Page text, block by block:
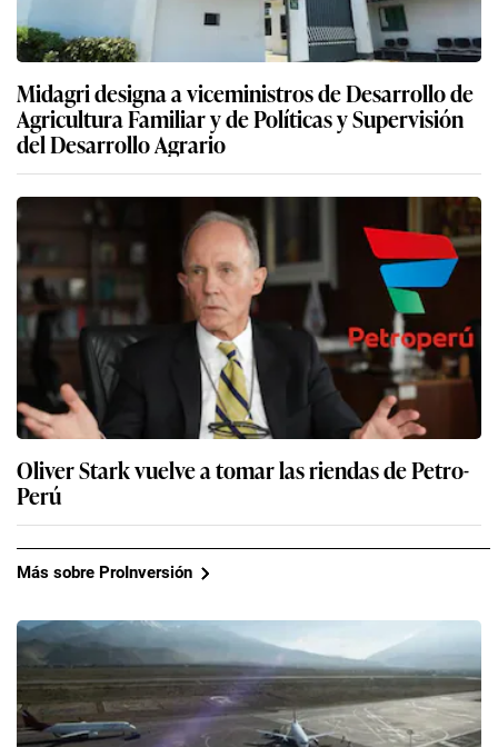
Midagri designa a viceministros de Desarrollo de
Agricultura Familiar y de Políticas y Supervisión
del Desarrollo Agrario
Oliver Stark vuelve a tomar las riendas de Petro-
Perú
Más sobre ProInversión